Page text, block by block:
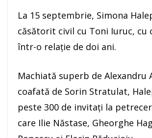
La 15 septembrie, Simona
căsătorit civil cu Toni Iuruc, cu
într-o relaţie de doi ani.
Machiată superb de Alexandru
coafată de Sorin Stratulat,
peste 300 de invitaţi la
care Ilie Năstase, Gheorghe